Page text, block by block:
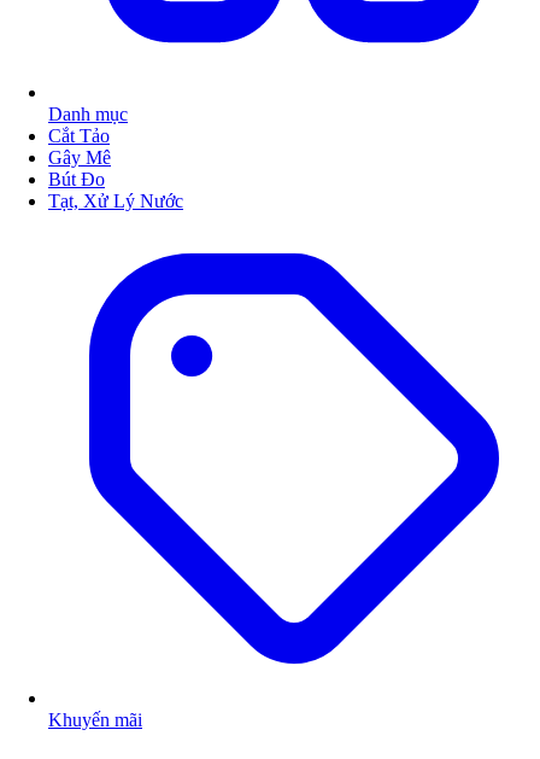
Danh mục
Cắt Tảo
Gây Mê
Bút Đo
Tạt, Xử Lý Nước
Khuyến mãi